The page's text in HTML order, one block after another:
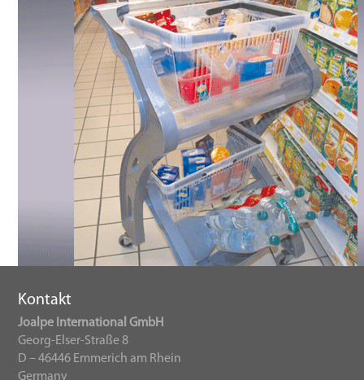
Kontakt
Joalpe International GmbH
Georg-Elser-Straße 8
D – 46446 Emmerich am Rhein
Germany